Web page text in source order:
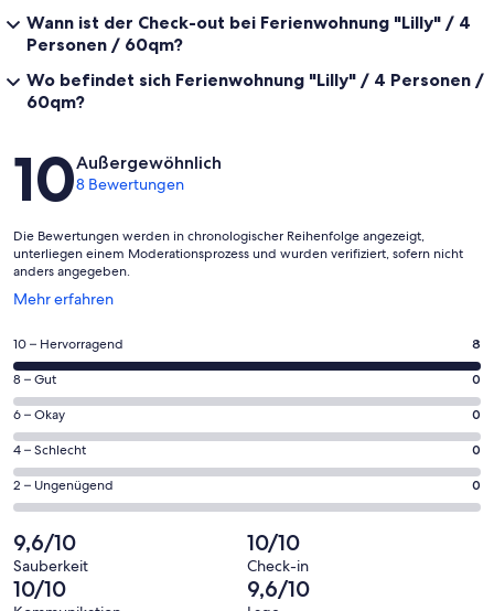
Wann ist der Check-out bei Ferienwohnung "Lilly" / 4
Personen / 60qm?
Wo befindet sich Ferienwohnung "Lilly" / 4 Personen /
60qm?
Bewertungen
10Außergewöhnlich
8 Bewertungen
Die Bewertungen werden in chronologischer Reihenfolge angezeigt,
unterliegen einem Moderationsprozess und wurden verifiziert, sofern nicht
anders angegeben.
Mehr erfahren
Wird
einem
neuen
Fenster
geöffnet
8
von
insgesamt
8
Gästebewertungen
haben
eine
Bewertung
von
10
-
Hervorragend
10 – Hervorragend 8
0
von
insgesamt
8
Gästebewertungen
haben
Bewertung
von
8
8 – Gut 0
0
von
insgesamt
8
Gästebewertungen
haben
eine
Bewertung
von
6 – Okay 0
0
von
insgesamt
Gästebewertungen
haben
eine
4 – Schlecht 0
0
von
insgesamt
8
Gästebewertungen
haben
2 – Ungenügend 0
9,6/10
Sauberkeit
10/10
Check-in
10/10 9,6/10